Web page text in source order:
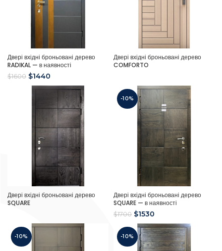
Двері вхідні броньовані дерево
RADIKAL — в наявності
$1600 $1440
Двері вхідні броньовані дерево
COMFORTO
Двері вхідні броньовані дерево
SQUARE
-10%
Двері вхідні броньовані дерево
SQUARE — в наявності
$1700 $1530
-10% -10%